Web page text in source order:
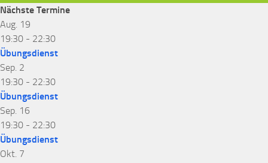
Nächste Termine
Aug. 19
19:30 - 22:30
Übungsdienst
Sep. 2
19:30 - 22:30
Übungsdienst
Sep. 16
19:30 - 22:30
Übungsdienst
Okt. 7